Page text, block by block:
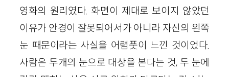
영화의 원리였다. 화면이 제대로 보이지 않았던
이유가 안경이 잘못되어서가 아니라 자신의 왼쪽
눈 때문이라는 사실을 어렴풋이 느낀 것이었다.
사람은 두개의 눈으로 대상을 본다는 것, 두 눈에